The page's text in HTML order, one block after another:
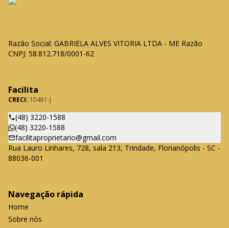
Razão Social: GABRIELA ALVES VITORIA LTDA - ME Razão
CNPJ: 58.812.718/0001-62
Facilita
CRECI: 10481-J
(48) 3220-1588
(48) 3220-1588
facilitaproprietario@gmail.com
Rua Lauro Linhares, 728, sala 213, Trindade, Florianópolis - SC -
88036-001
Navegação rápida
Home
Sobre nós